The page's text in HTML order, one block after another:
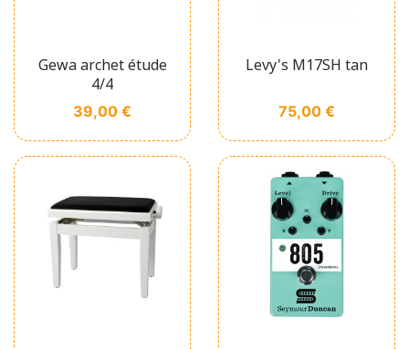
Gewa archet étude
4/4
Prix
39,00 €
Levy's M17SH tan
Prix
75,00 €